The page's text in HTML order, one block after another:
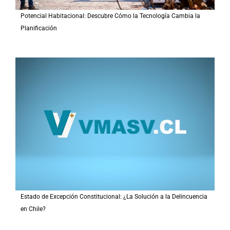
Potencial Habitacional: Descubre Cómo la Tecnología Cambia la
Planificación
Estado de Excepción Constitucional: ¿La Solución a la Delincuencia
en Chile?